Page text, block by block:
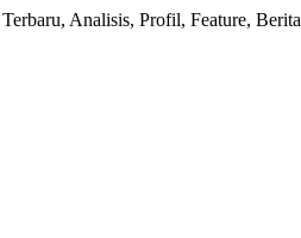
Analisis, Profil, Feature,